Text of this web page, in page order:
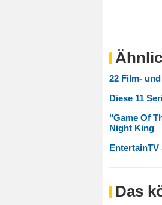
22 Film-
Diese 11
"Game Of
Night King
EntertainTV
Das